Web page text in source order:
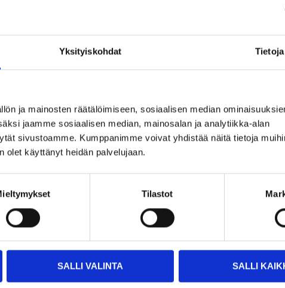
Yksityiskohdat Tietoja
ja mainosten räätälöimiseen, sosiaalisen median
jaamme sosiaalisen median, mainosalan ja analytiikka-alan
sivustoamme. Kumppanimme voivat yhdistää näitä tietoja
olet käyttänyt heidän palvelujaan.
Tilastot
SALLI VALINTA SALLI
Tuotetta on
varastossa
verkkokaupasta
22